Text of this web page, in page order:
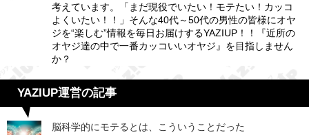
考えています。「まだ現役でいたい！モテたい！カッコ
よくいたい！！」そんな40代～50代の男性の皆様にオヤ
ジを“楽しむ”情報を毎日お届けするYAZIUP！！『近所の
オヤジ達の中で一番カッコいいオヤジ』を目指しません
か？
YAZIUP運営の記事
脳科学的にモテるとは、こういうことだった